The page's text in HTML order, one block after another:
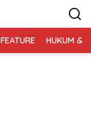
FEATURE HUKUM &